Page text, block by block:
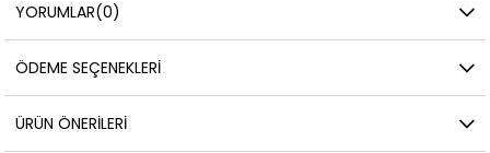
YORUMLAR(0)
ÖDEME SEÇENEKLERI
ÜRÜN ÖNERILERI